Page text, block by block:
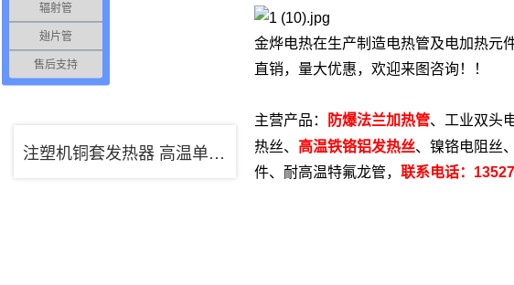
注塑机铜套发热器 高温单头加热管 空气干烧电热管
金烨电热在生产制造电热管及电加热元
直销，量大优惠，欢迎来图咨询！！
主营产品： 防爆法兰加热管、工业双头
热丝、 高温铁铬铝发热丝、镍铬电阻丝
件、耐高温特氟龙管， 联系电话：
辐射管
翅片管
售后支持